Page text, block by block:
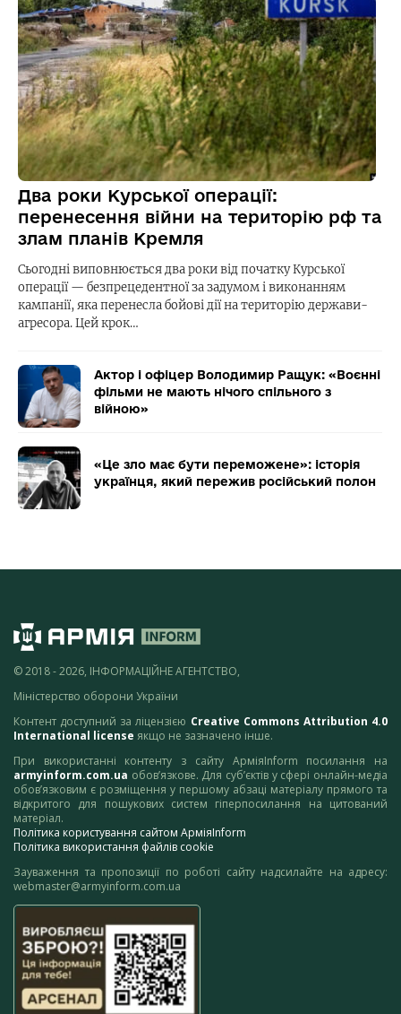
Два роки Курської операції:
перенесення війни на територію рф та
злам планів Кремля
Сьогодні виповнюється два роки від початку Курської
операції — безпрецедентної за задумом і виконанням
кампанії, яка перенесла бойові дії на територію держави-
агресора. Цей крок…
Актор і офіцер Володимир Ращук: «Воєнні
фільми не мають нічого спільного з
війною»
«Це зло має бути переможене»: історія
українця, який пережив російський полон
© 2018 - 2026, ІНФОРМАЦІЙНЕ АГЕНТСТВО,
Міністерство оборони України
Контент доступний за ліцензією Creative Commons Attribution 4.0
International license якщо не зазначено інше.
При використанні контенту з сайту АрміяInform посилання на
armyinform.com.ua обов’язкове. Для суб’єктів у сфері онлайн-медіа
обов’язковим є розміщення у першому абзаці матеріалу прямого та
відкритого для пошукових систем гіперпосилання на цитований
матеріал.
Політика користування сайтом АрміяInform
Політика використання файлів cookie
Зауваження та пропозиції по роботі сайту надсилайте на адресу:
webmaster@armyinform.com.ua